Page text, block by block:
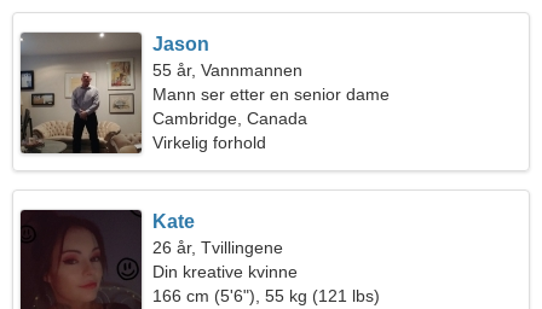
Jason
55 år, Vannmannen
Mann ser etter en senior dame
Cambridge, Canada
Virkelig forhold
Kate
26 år, Tvillingene
Din kreative kvinne
166 cm (5'6"), 55 kg (121 lbs)